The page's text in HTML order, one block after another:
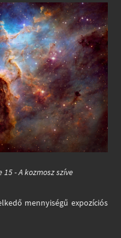
- A kozmosz szíve
mennyiségű expozíciós